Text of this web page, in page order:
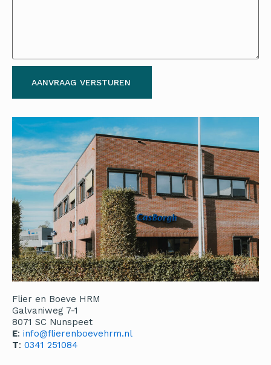
AANVRAAG VERSTUREN
Flier en Boeve HRM
Galvaniweg 7-1
8071 SC Nunspeet
E: info@flierenboevehrm.nl
T: 0341 251084